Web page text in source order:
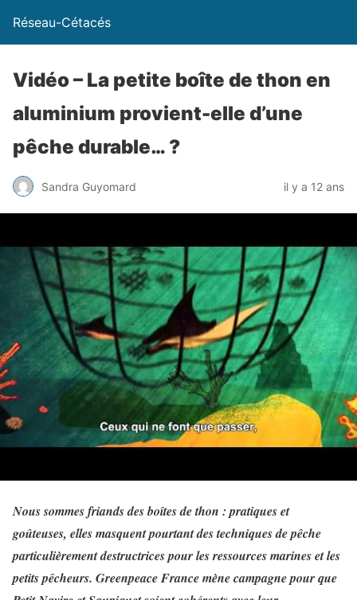
Réseau-Cétacés
Vidéo – La petite boîte de thon en
aluminium provient-elle d’une
pêche durable… ?
Sandra Guyomard il y a 12 ans
Nous sommes friands des boîtes de thon : pratiques et
goûteuses, elles masquent pourtant des techniques de pêche
particulièrement destructrices pour les ressources marines et les
petits pêcheurs. Greenpeace France mène campagne pour que